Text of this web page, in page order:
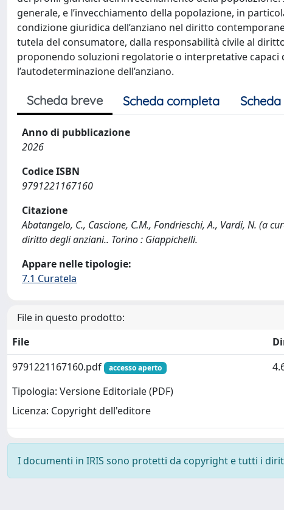
generale, e l’invecchiamento della popolazione, in
condizione giuridica dell’anziano nel diritto
tutela del consumatore, dalla responsabilità civile al
proponendo soluzioni regolatorie o interpretative
l’autodeterminazione dell’anziano.
Scheda breve Scheda completa
Anno di pubblicazione
2026
Codice ISBN
9791221167160
Citazione
Abatangelo, C., Cascione, C.M., Fondrieschi, A., Vardi, N. (a
diritto degli anziani.. Torino : Giappichelli.
Appare nelle tipologie:
7.1 Curatela
File in questo prodotto:
File
9791221167160.pdf
accesso aperto
Tipologia: Versione Editoriale (PDF)
Licenza: Copyright dell'editore
I documenti in IRIS sono protetti da copyright e tutti i